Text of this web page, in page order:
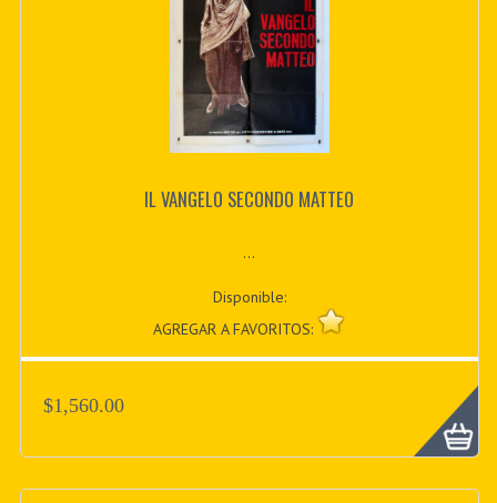
IL VANGELO SECONDO MATTEO
...
Disponible:
AGREGAR A FAVORITOS:
$1,560.00